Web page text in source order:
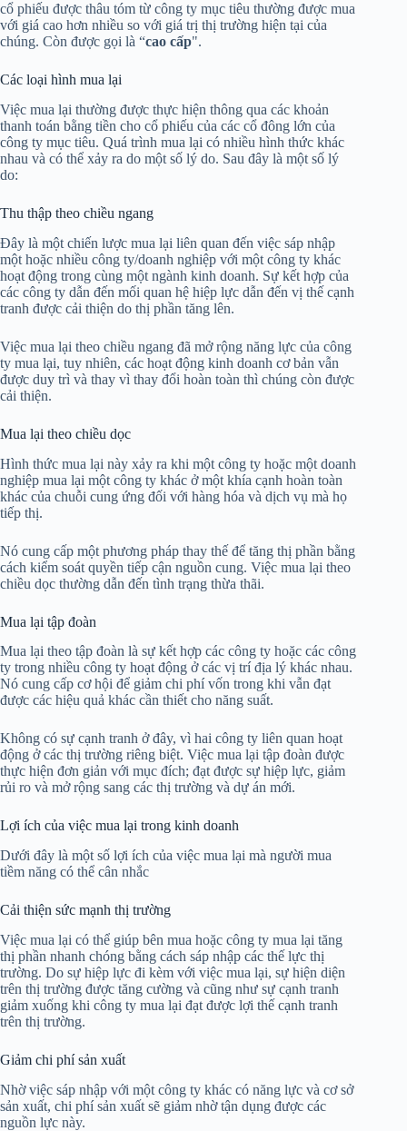
cổ phiếu được thâu tóm từ công ty mục tiêu thường được mua
với giá cao hơn nhiều so với giá trị thị trường hiện tại của
chúng. Còn được gọi là “cao cấp".
Các loại hình mua lại
Việc mua lại thường được thực hiện thông qua các khoản
thanh toán bằng tiền cho cổ phiếu của các cổ đông lớn của
công ty mục tiêu. Quá trình mua lại có nhiều hình thức khác
nhau và có thể xảy ra do một số lý do. Sau đây là một số lý
do:
Thu thập theo chiều ngang
Đây là một chiến lược mua lại liên quan đến việc sáp nhập
một hoặc nhiều công ty/doanh nghiệp với một công ty khác
hoạt động trong cùng một ngành kinh doanh. Sự kết hợp của
các công ty dẫn đến mối quan hệ hiệp lực dẫn đến vị thế cạnh
tranh được cải thiện do thị phần tăng lên.
Việc mua lại theo chiều ngang đã mở rộng năng lực của công
ty mua lại, tuy nhiên, các hoạt động kinh doanh cơ bản vẫn
được duy trì và thay vì thay đổi hoàn toàn thì chúng còn được
cải thiện.
Mua lại theo chiều dọc
Hình thức mua lại này xảy ra khi một công ty hoặc một doanh
nghiệp mua lại một công ty khác ở một khía cạnh hoàn toàn
khác của chuỗi cung ứng đối với hàng hóa và dịch vụ mà họ
tiếp thị.
Nó cung cấp một phương pháp thay thế để tăng thị phần bằng
cách kiểm soát quyền tiếp cận nguồn cung. Việc mua lại theo
chiều dọc thường dẫn đến tình trạng thừa thãi.
Mua lại tập đoàn
Mua lại theo tập đoàn là sự kết hợp các công ty hoặc các công
ty trong nhiều công ty hoạt động ở các vị trí địa lý khác nhau.
Nó cung cấp cơ hội để giảm chi phí vốn trong khi vẫn đạt
được các hiệu quả khác cần thiết cho năng suất.
Không có sự cạnh tranh ở đây, vì hai công ty liên quan hoạt
động ở các thị trường riêng biệt. Việc mua lại tập đoàn được
thực hiện đơn giản với mục đích; đạt được sự hiệp lực, giảm
rủi ro và mở rộng sang các thị trường và dự án mới.
Lợi ích của việc mua lại trong kinh doanh
Dưới đây là một số lợi ích của việc mua lại mà người mua
tiềm năng có thể cân nhắc
Cải thiện sức mạnh thị trường
Việc mua lại có thể giúp bên mua hoặc công ty mua lại tăng
thị phần nhanh chóng bằng cách sáp nhập các thế lực thị
trường. Do sự hiệp lực đi kèm với việc mua lại, sự hiện diện
trên thị trường được tăng cường và cũng như sự cạnh tranh
giảm xuống khi công ty mua lại đạt được lợi thế cạnh tranh
trên thị trường.
Giảm chi phí sản xuất
Nhờ việc sáp nhập với một công ty khác có năng lực và cơ sở
sản xuất, chi phí sản xuất sẽ giảm nhờ tận dụng được các
nguồn lực này.